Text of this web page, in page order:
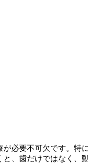
必要不可欠です。特
、歯だけではなく、